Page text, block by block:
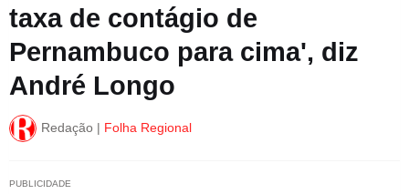
taxa de contágio de
Pernambuco para cima', diz
André Longo
Redação | Folha Regional
PUBLICIDADE